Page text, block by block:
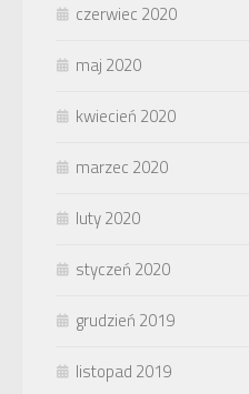
czerwiec 2020
maj 2020
kwiecień 2020
marzec 2020
luty 2020
styczeń 2020
grudzień 2019
listopad 2019